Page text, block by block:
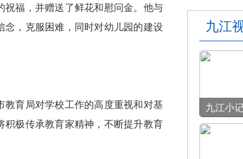
福，并赠送了鲜花和慰问金。他与
，克服困难，同时对幼儿园的建设
育局对学校工作的高度重视和对基
极传承教育家精神，不断提升教育
九江
九江小
浸式媒